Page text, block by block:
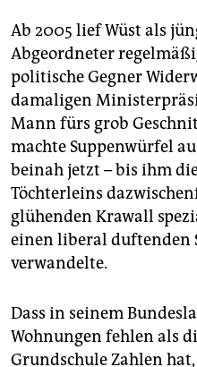
Ab 2005 lief Wüst als
Abgeordneter
politische Gegner
damaligen
Mann fürs grob
machte Suppenwürfel
beinah jetzt – bis ihm
Töchterleins
glühenden Krawall
einen liberal duftenden
verwandelte.
Dass in seinem
Wohnungen fehlen als
Grundschule Zahlen